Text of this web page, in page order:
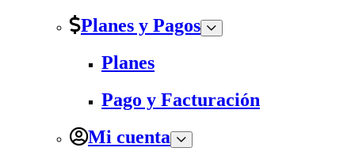
Planes y Pagos
Planes
Pago y Facturación
Mi cuenta